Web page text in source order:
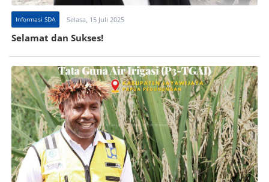
Informasi SDA Selasa, 15 Juli 2025
Selamat dan Sukses!